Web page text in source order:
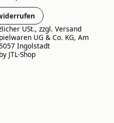
USt., zzgl. Versand
UG & Co. KG, Am
Ingolstadt
JTL-Shop